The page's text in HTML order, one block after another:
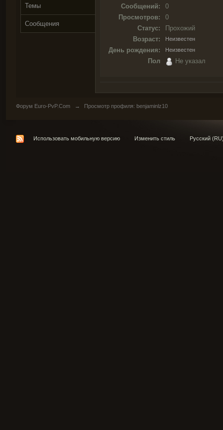
Темы
Сообщения
Сообщений:
0
Просмотров:
0
Статус:
Прохожий
Возраст:
Неизвестен
День рождения: Неизвестен
Пол Не указал
Форум Euro-PvP.Com → Просмотр профиля: benjaminlz10
Использовать мобильную версию Изменить стиль Русский